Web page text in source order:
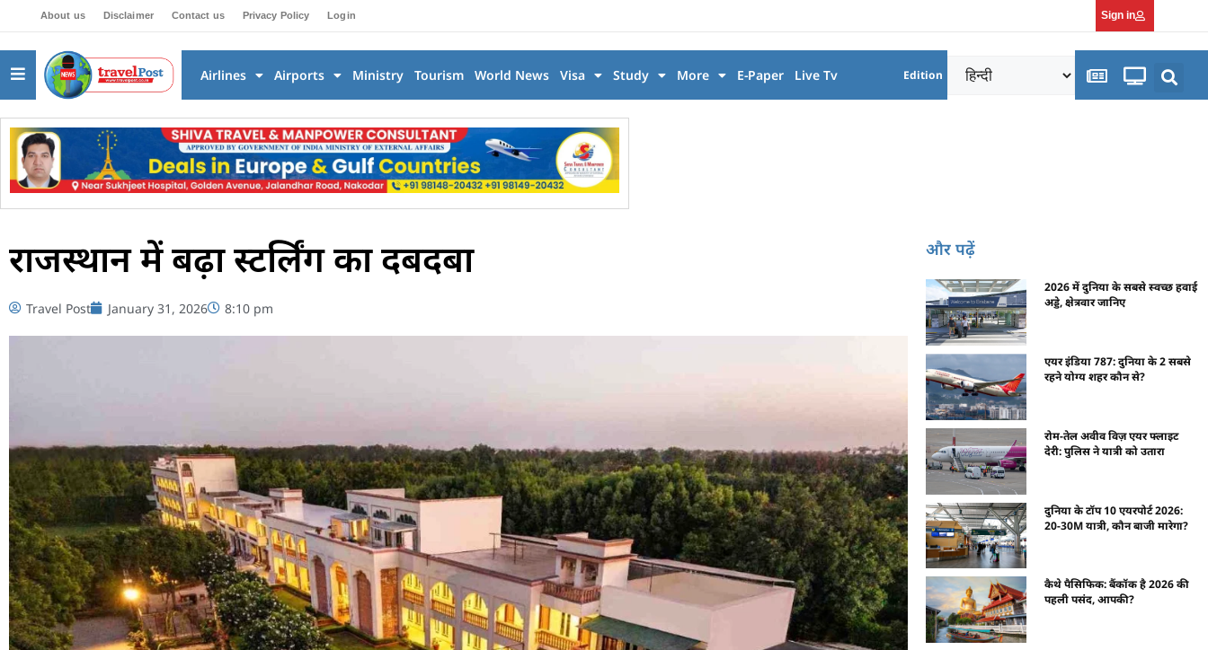
About us Disclaimer Contact us Privacy Policy Login Sign in
Airlines Airports Ministry Tourism World News Visa Study More E-Paper Live Tv Edition
राजस्थान में बढ़ा स्टर्लिंग का दबदबा
Travel Post January 31, 2026 8:10 pm
और पढ़ें
2026 में दुनिया के सबसे स्वच्छ हवाई
अड्डे, क्षेत्रवार जानिए
एयर इंडिया 787: दुनिया के 2 सबसे
रहने योग्य शहर कौन से?
रोम-तेल अवीव विज़ एयर फ्लाइट
देरी: पुलिस ने यात्री को उतारा
दुनिया के टॉप 10 एयरपोर्ट 2026:
20-30M यात्री, कौन बाजी मारेगा?
कैथे पैसिफिक: बैंकॉक है 2026 की
पहली पसंद, आपकी?